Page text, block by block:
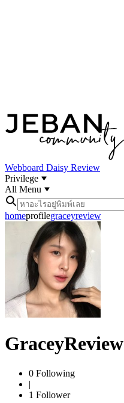
Webboard Daisy Review
Privilege
All Menu
homeprofilegraceyreview
GraceyReview
0 Following
|
1 Follower